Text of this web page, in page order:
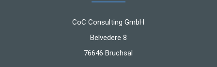
CoC Consulting GmbH
Belvedere 8
76646 Bruchsal